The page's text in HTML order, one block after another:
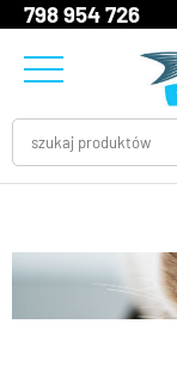
798 954 726